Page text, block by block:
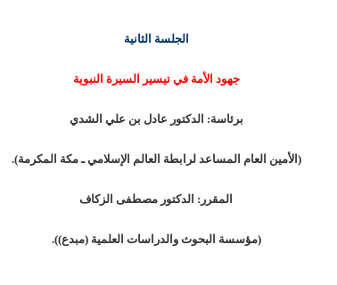
الجلسة الثانية
جهود الأمة في تيسير السيرة النبوية
برئاسة: الدكتور عادل بن علي الشدي
(الأمين العام المساعد لرابطة العالم الإسلامي ـ مكة المكرمة).
المقرر: الدكتور مصطفى الزكاف
(مؤسسة البحوث والدراسات العلمية (مبدع)).